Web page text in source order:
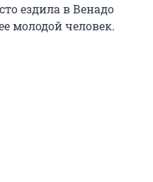
ездила в Венадо
молодой человек.